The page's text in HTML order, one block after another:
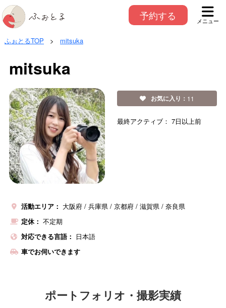
予約する メニュー
ふぉとるTOP > mitsuka
mitsuka
お気に入り： 11
最終アクティブ： 7日以上前
活動エリア： 大阪府 兵庫県 京都府 滋賀県
奈良県
定休： 不定期
対応できる言語： 日本語
車でお伺いできます
ポートフォリオ・撮影実績